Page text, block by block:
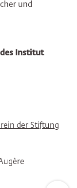
und
des Institut
der Stiftung